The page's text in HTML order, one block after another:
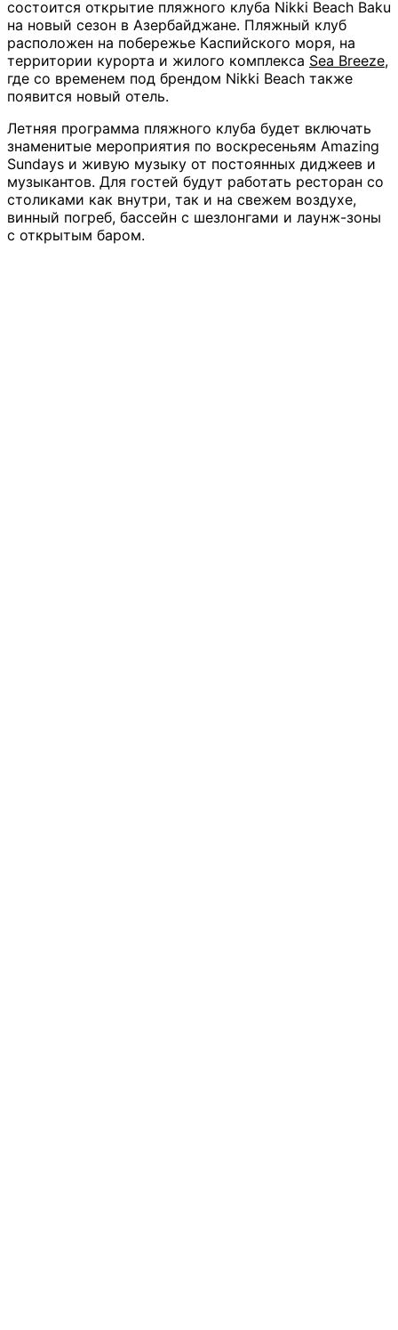
состоится открытие пляжного клуба Nikki Beach Baku
на новый сезон в Азербайджане. Пляжный клуб
расположен на побережье Каспийского моря, на
территории курорта и жилого комплекса Sea Breeze,
где со временем под брендом Nikki Beach также
появится новый отель.
Летняя программа пляжного клуба будет включать
знаменитые мероприятия по воскресеньям Amazing
Sundays и живую музыку от постоянных диджеев и
музыкантов. Для гостей будут работать ресторан со
столиками как внутри, так и на свежем воздухе,
винный погреб, бассейн с шезлонгами и лаунж-зоны
с открытым баром.